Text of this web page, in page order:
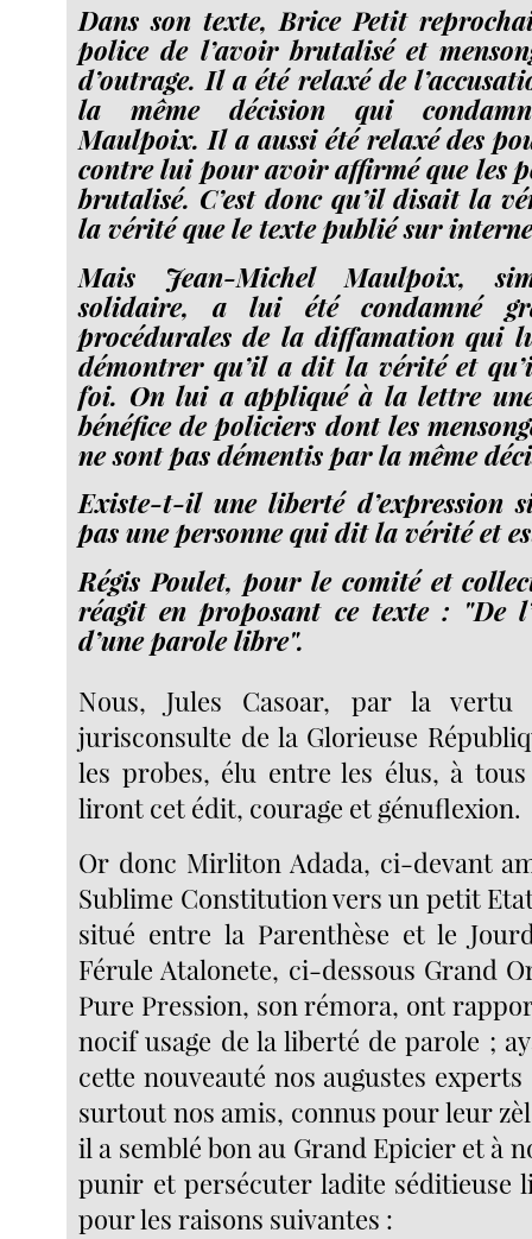
Dans son texte, Brice Petit
police de l’avoir brutalisé et
d’outrage. Il a été relaxé de
la même décision qui
Maulpoix. Il a aussi été relaxé des
contre lui pour avoir affirmé que les
brutalisé. C’est donc qu’il disait la
la vérité que le texte publié sur
Mais Jean-Michel Maulpoix,
solidaire, a lui été condamné
procédurales de la diffamation qui
démontrer qu’il a dit la vérité et
foi. On lui a appliqué à la lettre
bénéfice de policiers dont les
ne sont pas démentis par la même
Existe-t-il une liberté d’expression
pas une personne qui dit la vérité et
Régis Poulet, pour le comité et
réagit en proposant ce texte : "De
d’une parole libre".
Nous, Jules Casoar, par la vertu
jurisconsulte de la Glorieuse
les probes, élu entre les élus, à
liront cet édit, courage et génuflexion.
Or donc Mirliton Adada, ci-devant
Sublime Constitution vers un petit
situé entre la Parenthèse et le
Férule Atalonete, ci-dessous Grand
Pure Pression, son rémora, ont
nocif usage de la liberté de parole ;
cette nouveauté nos augustes
surtout nos amis, connus pour leur
il a semblé bon au Grand Epicier et à
punir et persécuter ladite séditieuse
pour les raisons suivantes :